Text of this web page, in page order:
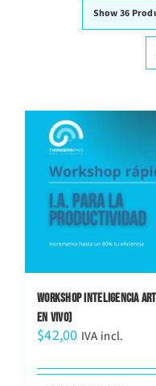
Show36
WORKSHOP INTELIGENCIA
EN VIVO)
$42,00 IVA incl.